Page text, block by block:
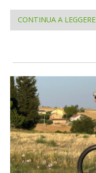
CONTINUA A LEGGERE